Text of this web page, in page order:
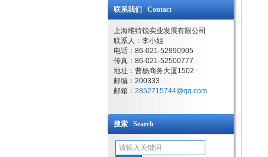
联系我们 Contact
上海维特锐实业发展有限公司
联系人：李小姐
电话：86-021-52990905
传真：86-021-52500777
地址：曹杨商务大厦1502
邮编：200333
邮箱： 2852715744@qq.com
搜索 Search